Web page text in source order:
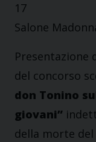
17
Salone
Presentazione
del concorso
don Tonino
giovani”
della morte del